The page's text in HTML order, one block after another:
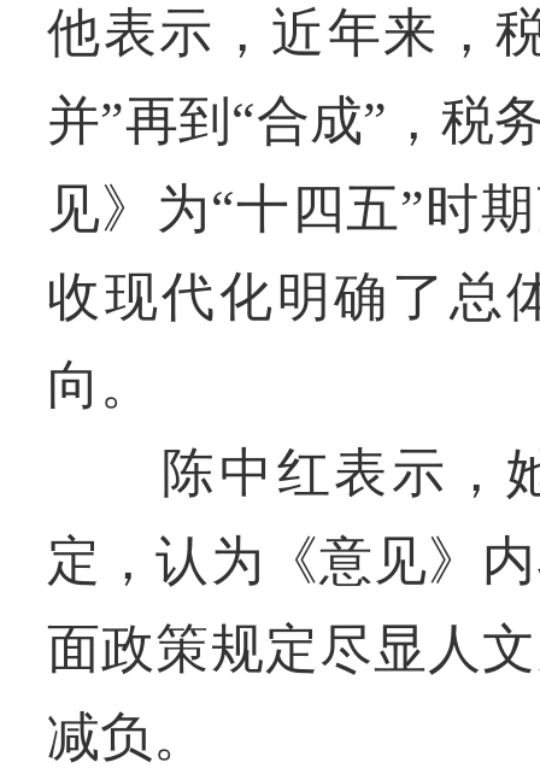
他表示，近年来，
并”再到“合成”，税
见》为“十四五”时
收现代化明确了总
向。
陈中红表示，她
定，认为《意见》
面政策规定尽显人
减负。